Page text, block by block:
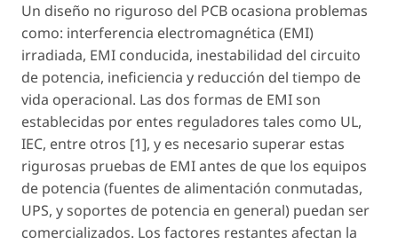
Un diseño no riguroso del PCB ocasiona problemas
como: interferencia electromagnética (EMI)
irradiada, EMI conducida, inestabilidad del circuito
de potencia, ineficiencia y reducción del tiempo de
vida operacional. Las dos formas de EMI son
establecidas por entes reguladores tales como UL,
IEC, entre otros [1], y es necesario superar estas
rigurosas pruebas de EMI antes de que los equipos
de potencia (fuentes de alimentación conmutadas,
UPS, y soportes de potencia en general) puedan ser
comercializados. Los factores restantes afectan la